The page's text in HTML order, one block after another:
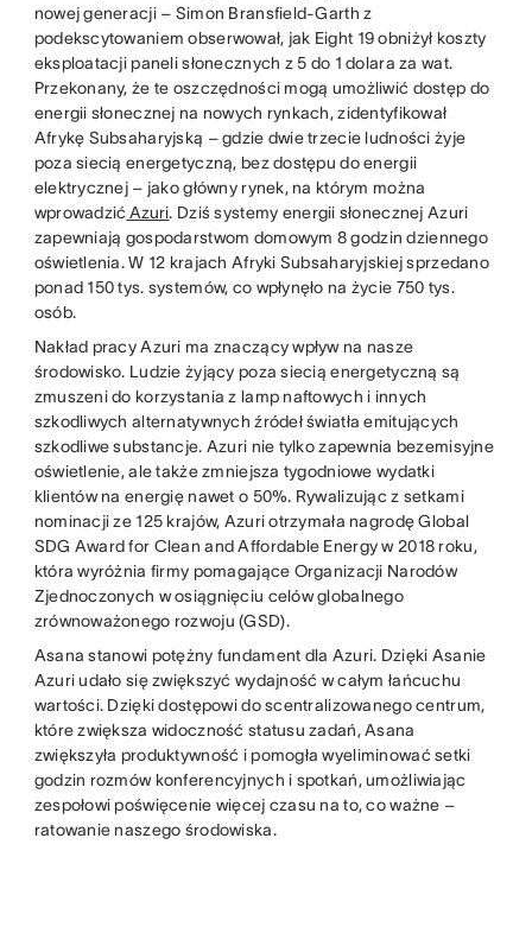
nowej generacji – Simon Bransfield-Garth z
podekscytowaniem obserwował, jak Eight 19 obniżył koszty
eksploatacji paneli słonecznych z 5 do 1 dolara za wat.
Przekonany, że te oszczędności mogą umożliwić dostęp do
energii słonecznej na nowych rynkach, zidentyfikował
Afrykę Subsaharyjską – gdzie dwie trzecie ludności żyje
poza siecią energetyczną, bez dostępu do energii
elektrycznej – jako główny rynek, na którym można
wprowadzićAzuri. Dziś systemy energii słonecznej Azuri
zapewniają gospodarstwom domowym 8 godzin dziennego
oświetlenia. W 12 krajach Afryki Subsaharyjskiej sprzedano
ponad 150 tys. systemów, co wpłynęło na życie 750 tys.
osób.
Nakład pracy Azuri ma znaczący wpływ na nasze
środowisko. Ludzie żyjący poza siecią energetyczną są
zmuszeni do korzystania z lamp naftowych i innych
szkodliwych alternatywnych źródeł światła emitujących
szkodliwe substancje. Azuri nie tylko zapewnia bezemisyjne
oświetlenie, ale także zmniejsza tygodniowe wydatki
klientów na energię nawet o 50%. Rywalizując z setkami
nominacji ze 125 krajów, Azuri otrzymała nagrodę Global
SDG Award for Clean and Affordable Energy w 2018 roku,
która wyróżnia firmy pomagające Organizacji Narodów
Zjednoczonych w osiągnięciu celów globalnego
zrównoważonego rozwoju (GSD).
Asana stanowi potężny fundament dla Azuri. Dzięki Asanie
Azuri udało się zwiększyć wydajność w całym łańcuchu
wartości. Dzięki dostępowi do scentralizowanego centrum,
które zwiększa widoczność statusu zadań, Asana
zwiększyła produktywność i pomogła wyeliminować setki
godzin rozmów konferencyjnych i spotkań, umożliwiając
zespołowi poświęcenie więcej czasu na to, co ważne –
ratowanie naszego środowiska.